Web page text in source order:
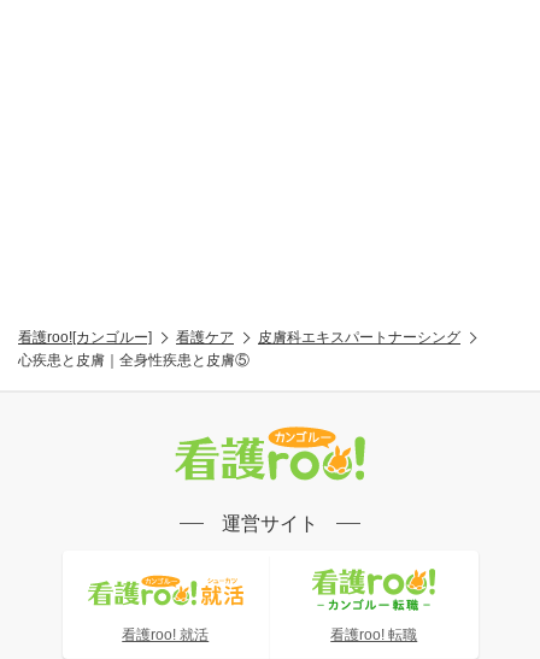
看護roo![カンゴルー] 看護ケア
皮膚科エキスパートナーシング
心疾患と皮膚｜全身性疾患と皮膚⑤
運営サイト
看護roo! 就活 看護roo! 転職